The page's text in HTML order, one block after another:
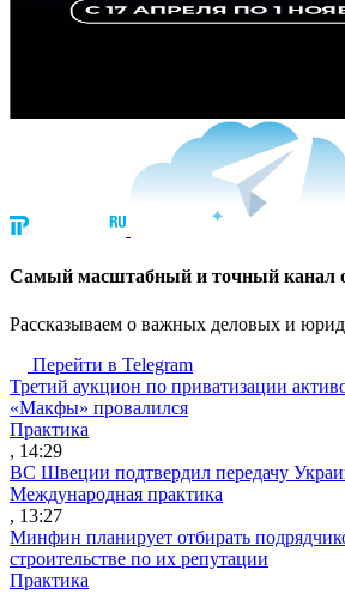
Cамый масштабный и точный канал
Рассказываем о важных деловых и
Перейти в Telegram
Третий аукцион по приватизации
«Макфы» провалился
Практика
, 14:29
ВС Швеции подтвердил передачу
Международная практика
, 13:27
Минфин планирует отбирать
строительстве по их репутации
Практика